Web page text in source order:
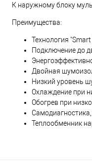
К наружному блоку
Преимущества:
Технология
Подключение до
Двойная
Низкий уровень
Охлаждение при
Обогрев при
Теплообменник